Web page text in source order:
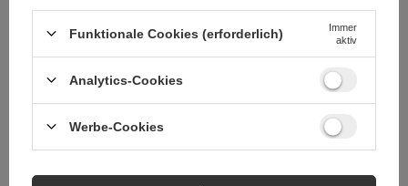
Einer der größten Vorteile des Baseus
Mini-Adapters ist seine geringe Größe,
wodurch er problemlos in einer
Tasche oder Tasche verstaut werden
kann. Es nimmt nicht viel Platz ein.
Funktionale Cookies (erforderlich)
Immer
aktiv
Analytics-Cookies
Werbe-Cookies